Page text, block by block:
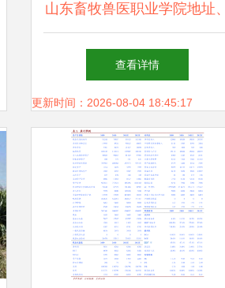
山东畜牧兽医职业学院地址、
邮编及畜牧渔业饲料销售专业
单招分数线详解
查看详情
更新时间：2026-08-04 18:45:17